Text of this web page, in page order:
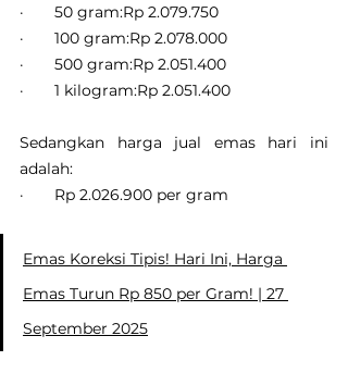
·       50 gram:Rp 2.079.750
·       100 gram:Rp 2.078.000
·       500 gram:Rp 2.051.400
·       1 kilogram:Rp 2.051.400
Sedangkan harga jual emas hari ini
adalah:
·       Rp 2.026.900 per gram
Emas Koreksi Tipis! Hari Ini, Harga
Emas Turun Rp 850 per Gram! | 27
September 2025